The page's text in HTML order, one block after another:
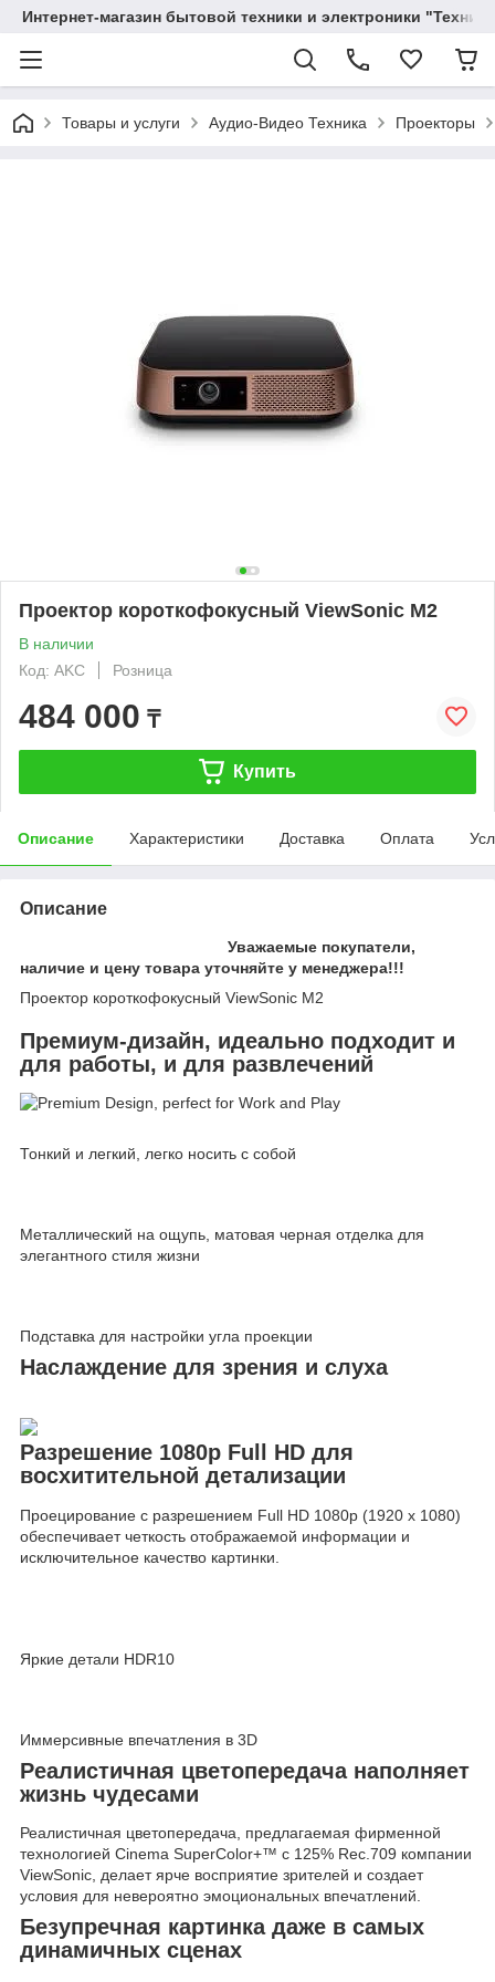
Интернет-магазин бытовой техники и электроники
Товары и услуги Аудио-Видео Техника Проекторы
Проектор короткофокусный ViewSonic M2
В наличии
Код: AKC
Розница
484 000 ₸
Купить
Описание Характеристики Доставка Оплата
Описание
Уважаемые покупатели,
наличие и цену товара уточняйте у менеджера!!!
Проектор короткофокусный ViewSonic M2
Премиум-дизайн, идеально подходит и
для работы, и для развлечений
Тонкий и легкий, легко носить с собой
Металлический на ощупь, матовая черная отделка для
элегантного стиля жизни
Подставка для настройки угла проекции
Наслаждение для зрения и слуха
Разрешение 1080p Full HD для
восхитительной детализации
Проецирование с разрешением Full HD 1080p (1920 x 1080)
обеспечивает четкость отображаемой информации и
исключительное качество картинки.
Яркие детали HDR10
Иммерсивные впечатления в 3D
Реалистичная цветопередача наполняет
жизнь чудесами
Реалистичная цветопередача, предлагаемая фирменной
технологией Cinema SuperColor+™ с 125% Rec.709 компании
ViewSonic, делает ярче восприятие зрителей и создает
условия для невероятно эмоциональных впечатлений.
Безупречная картинка даже в самых
динамичных сценах